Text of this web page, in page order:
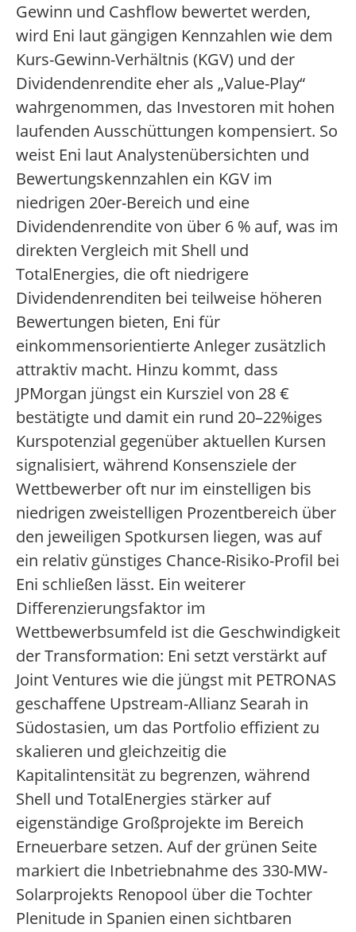
Gewinn und Cashflow bewertet werden,
wird Eni laut gängigen Kennzahlen wie dem
Kurs-Gewinn-Verhältnis (KGV) und der
Dividendenrendite eher als „Value-Play“
wahrgenommen, das Investoren mit hohen
laufenden Ausschüttungen kompensiert. So
weist Eni laut Analystenübersichten und
Bewertungskennzahlen ein KGV im
niedrigen 20er-Bereich und eine
Dividendenrendite von über 6 % auf, was im
direkten Vergleich mit Shell und
TotalEnergies, die oft niedrigere
Dividendenrenditen bei teilweise höheren
Bewertungen bieten, Eni für
einkommensorientierte Anleger zusätzlich
attraktiv macht. Hinzu kommt, dass
JPMorgan jüngst ein Kursziel von 28 €
bestätigte und damit ein rund 20–22%iges
Kurspotenzial gegenüber aktuellen Kursen
signalisiert, während Konsensziele der
Wettbewerber oft nur im einstelligen bis
niedrigen zweistelligen Prozentbereich über
den jeweiligen Spotkursen liegen, was auf
ein relativ günstiges Chance-Risiko-Profil bei
Eni schließen lässt. Ein weiterer
Differenzierungsfaktor im
Wettbewerbsumfeld ist die Geschwindigkeit
der Transformation: Eni setzt verstärkt auf
Joint Ventures wie die jüngst mit PETRONAS
geschaffene Upstream-Allianz Searah in
Südostasien, um das Portfolio effizient zu
skalieren und gleichzeitig die
Kapitalintensität zu begrenzen, während
Shell und TotalEnergies stärker auf
eigenständige Großprojekte im Bereich
Erneuerbare setzen. Auf der grünen Seite
markiert die Inbetriebnahme des 330-MW-
Solarprojekts Renopool über die Tochter
Plenitude in Spanien einen sichtbaren